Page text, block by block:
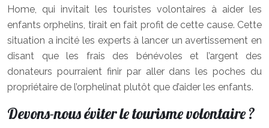
Home, qui invitait les touristes volontaires à aider les
enfants orphelins, tirait en fait profit de cette cause. Cette
situation a incité les experts à lancer un avertissement en
disant que les frais des bénévoles et l’argent des
donateurs pourraient finir par aller dans les poches du
propriétaire de l’orphelinat plutôt que d’aider les enfants.
Devons-nous éviter le tourisme volontaire ?